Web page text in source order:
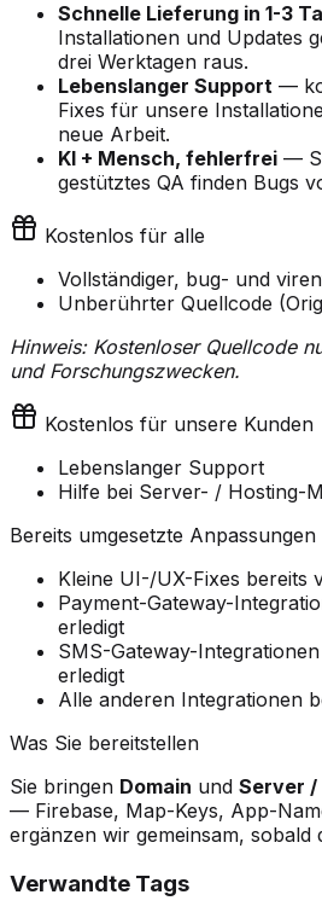
Schnelle Lieferung in 1-3
Installationen und Updates
drei Werktagen raus.
Lebenslanger Support —
Fixes für unsere
neue Arbeit.
KI + Mensch, fehlerfrei —
gestütztes QA finden Bugs
Kostenlos für alle
Vollständiger, bug- und
Unberührter Quellcode
Hinweis: Kostenloser Quellcode
und Forschungszwecken.
Kostenlos für unsere Kunden
Lebenslanger Support
Hilfe bei Server- / Hosting-
Bereits umgesetzte Anpassungen
Kleine UI-/UX-Fixes bereits
Payment-Gateway-
erledigt
SMS-Gateway-
erledigt
Alle anderen Integrationen
Was Sie bereitstellen
Sie bringen Domain und Server /
— Firebase, Map-Keys, App-
ergänzen wir gemeinsam, sobald
Verwandte Tags